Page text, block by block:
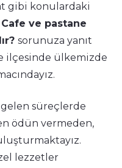
gibi konulardaki
Cafe ve pastane
sorunuza yanıt
ilçesinde ülkemizde
süreçlerde
ödün vermeden,
lezzetler